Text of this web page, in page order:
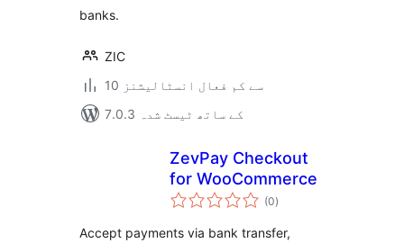
banks.
ZIC
10 سے کم فعال انسٹالیشنز
7.0.3 کے ساتھ ٹیسٹ شدہ
ZevPay Checkout
for WooCommerce
(0مجموعی
درجہ
)
Accept payments via bank transfer,